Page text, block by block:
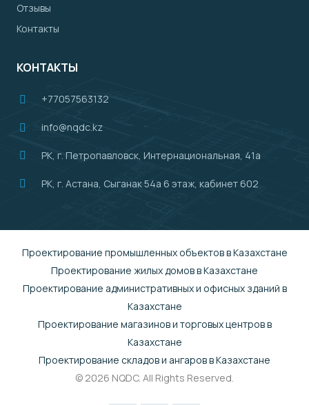
Отзывы
Контакты
КОНТАКТЫ
+77057563132
info@nqdc.kz
РК, г. Петропавловск, Интернациональная, 41а
РК, г. Астана, Сыганак 54а 6 этаж, кабинет 602
Проектирование промышленных объектов в Казахстане
Проектирование жилых домов в Казахстане
Проектирование административных и офисных зданий в
Казахстане
Проектирование магазинов и торговых центров в
Казахстане
Проектирование складов и ангаров в Казахстане
© 2026 NQDC. All Rights Reserved.